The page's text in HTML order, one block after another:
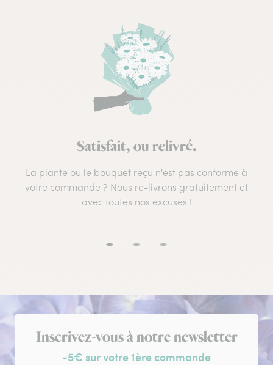
Satisfait, ou relivré.
La plante ou le bouquet reçu n'est pas conforme à
votre commande ? Nous re-livrons gratuitement et
avec toutes nos excuses !
Inscription à la newsletter
Inscrivez-vous à notre newsletter
-5€ sur votre 1ère commande